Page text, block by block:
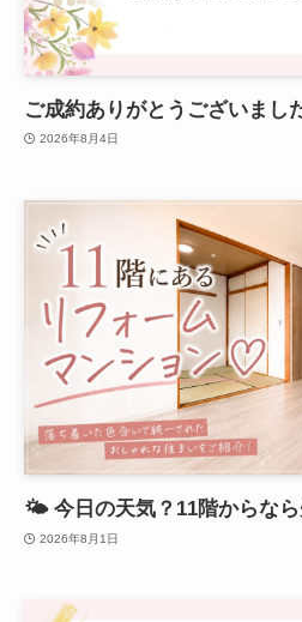
ご成約ありがとうございまし
2026年8月4日
🌤️ 今日の天気？11階からなら
2026年8月1日